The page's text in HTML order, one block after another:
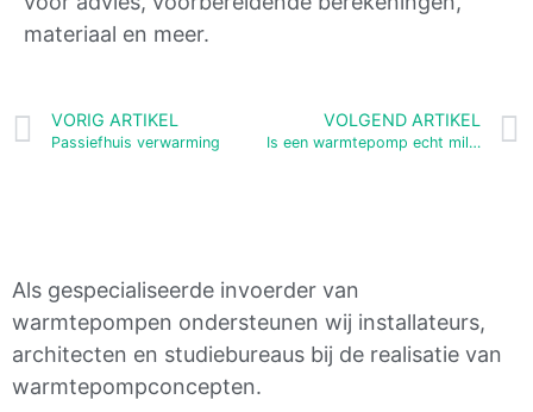
materiaal en meer.
VORIG ARTIKEL
Passiefhuis verwarming
VOLGEND ARTIKEL
Is een warmtepomp echt milieuvriendelijk?
Als gespecialiseerde invoerder van
warmtepompen ondersteunen wij installateurs,
architecten en studiebureaus bij de realisatie van
warmtepompconcepten.